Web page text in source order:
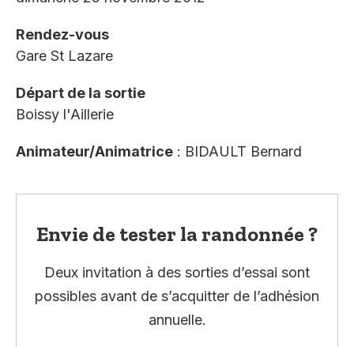
Rendez-vous
Gare St Lazare
Départ de la sortie
Boissy l'Aillerie
Animateur/Animatrice : BIDAULT Bernard
Envie de tester la randonnée ?
Deux invitation à des sorties d’essai sont
possibles avant de s’acquitter de l’adhésion
annuelle.